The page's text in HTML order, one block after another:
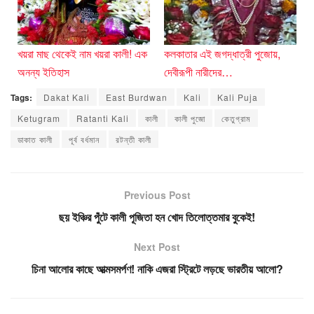
খয়রা মাছ থেকেই নাম খয়রা কালী! এক
অনন্য ইতিহাস
কলকাতার এই জগদ্ধাত্রী পুজোয়,
দেবীরূপী নারীদের…
Tags: Dakat Kali East Burdwan Kali
Kali Puja
Ketugram
Ratanti Kali কালী কালী পুজো
কেতুগ্রাম
ডাকাত কালী
পূর্ব বর্ধমান রটন্তী কালী
Previous Post
ছয় ইঞ্চির পুঁটে কালী পূজিতা হন খোদ তিলোত্তমার বুকেই!
Next Post
চিনা আলোর কাছে আত্মসমর্পণ! নাকি এজরা স্ট্রিটে লড়ছে ভারতীয় আলো?